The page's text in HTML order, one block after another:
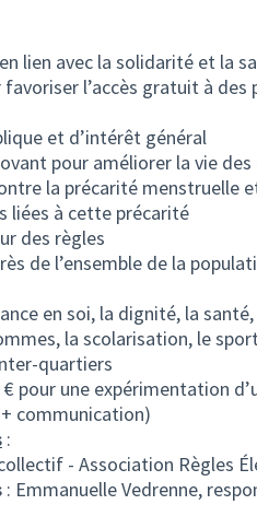
lien avec la solidarité et la
l’accès gratuit à
et d’intérêt général
pour améliorer la vie des
la précarité menstruelle
liées à cette précarité
des règles
de l’ensemble de la
en soi, la dignité, la santé,
la scolarisation, le
quartiers
€ pour une expérimentation
communication)
:
- Association Règles
: Emmanuelle Vedrenne,